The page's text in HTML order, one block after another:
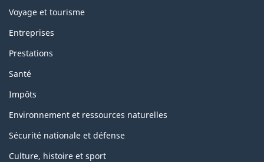
Voyage et tourisme
Entreprises
Prestations
Santé
Impôts
Environnement et ressources naturelles
Sécurité nationale et défense
Culture, histoire et sport